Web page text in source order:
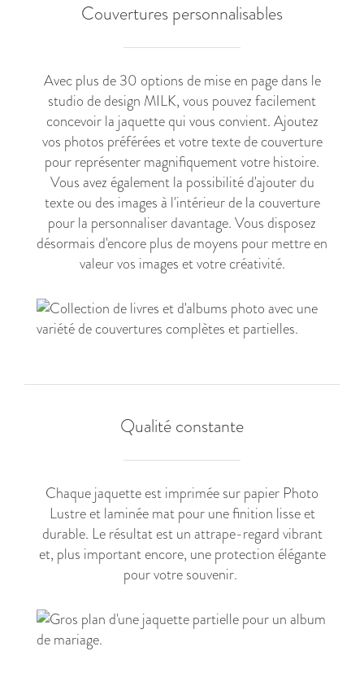
Couvertures personnalisables
Avec plus de 30 options de mise en page dans le
studio de design MILK, vous pouvez facilement
concevoir la jaquette qui vous convient. Ajoutez
vos photos préférées et votre texte de couverture
pour représenter magnifiquement votre histoire.
Vous avez également la possibilité d'ajouter du
texte ou des images à l'intérieur de la couverture
pour la personnaliser davantage. Vous disposez
désormais d'encore plus de moyens pour mettre en
valeur vos images et votre créativité.
Qualité constante
Chaque jaquette est imprimée sur papier Photo
Lustre et laminée mat pour une finition lisse et
durable. Le résultat est un attrape-regard vibrant
et, plus important encore, une protection élégante
pour votre souvenir.